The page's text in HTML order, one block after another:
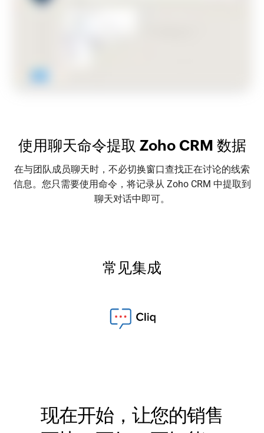
使用聊天命令提取 Zoho CRM 数据
在与团队成员聊天时，不必切换窗口查找正在讨论的线索
信息。您只需要使用命令，将记录从 Zoho CRM 中提取到
聊天对话中即可。
常见集成
现在开始，让您的销售